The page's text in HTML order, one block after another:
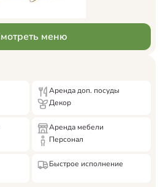
меню
Аренда доп. посуды
Декор
Аренда мебели
Персонал
Быстрое исполнение